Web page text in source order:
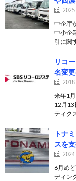
中企庁
中小企
引に関
リコ
名変
来年1
12月13
ティク
トナ
スを
6月め
ディン